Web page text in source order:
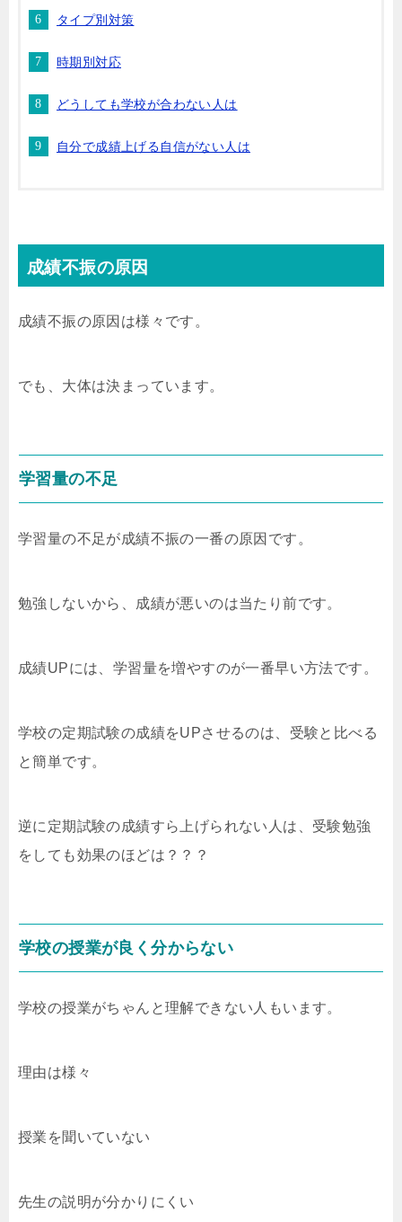
タイプ別対策
時期別対応
どうしても学校が合わない人は
自分で成績上げる自信がない人は
成績不振の原因
成績不振の原因は様々です。
でも、大体は決まっています。
学習量の不足
学習量の不足が成績不振の一番の原因です。
勉強しないから、成績が悪いのは当たり前です。
成績UPには、学習量を増やすのが一番早い方法です。
学校の定期試験の成績をUPさせるのは、受験と比べる
と簡単です。
逆に定期試験の成績すら上げられない人は、受験勉強
をしても効果のほどは？？？
学校の授業が良く分からない
学校の授業がちゃんと理解できない人もいます。
理由は様々
授業を聞いていない
先生の説明が分かりにくい